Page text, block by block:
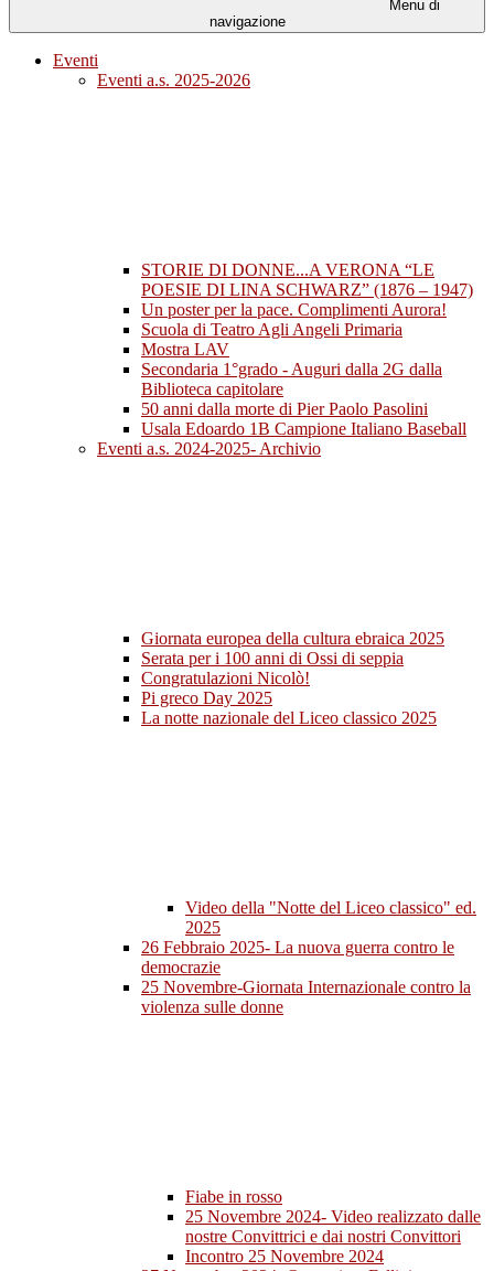
Menu di
navigazione
Eventi
Eventi a.s. 2025-2026
STORIE DI DONNE...A VERONA “LE
POESIE DI LINA SCHWARZ” (1876 – 1947)
Un poster per la pace. Complimenti Aurora!
Scuola di Teatro Agli Angeli Primaria
Mostra LAV
Secondaria 1°grado - Auguri dalla 2G dalla
Biblioteca capitolare
50 anni dalla morte di Pier Paolo Pasolini
Usala Edoardo 1B Campione Italiano Baseball
Eventi a.s. 2024-2025- Archivio
Giornata europea della cultura ebraica 2025
Serata per i 100 anni di Ossi di seppia
Congratulazioni Nicolò!
Pi greco Day 2025
La notte nazionale del Liceo classico 2025
Video della "Notte del Liceo classico" ed.
2025
26 Febbraio 2025- La nuova guerra contro le
democrazie
25 Novembre-Giornata Internazionale contro la
violenza sulle donne
Fiabe in rosso
25 Novembre 2024- Video realizzato dalle
nostre Convittrici e dai nostri Convittori
Incontro 25 Novembre 2024